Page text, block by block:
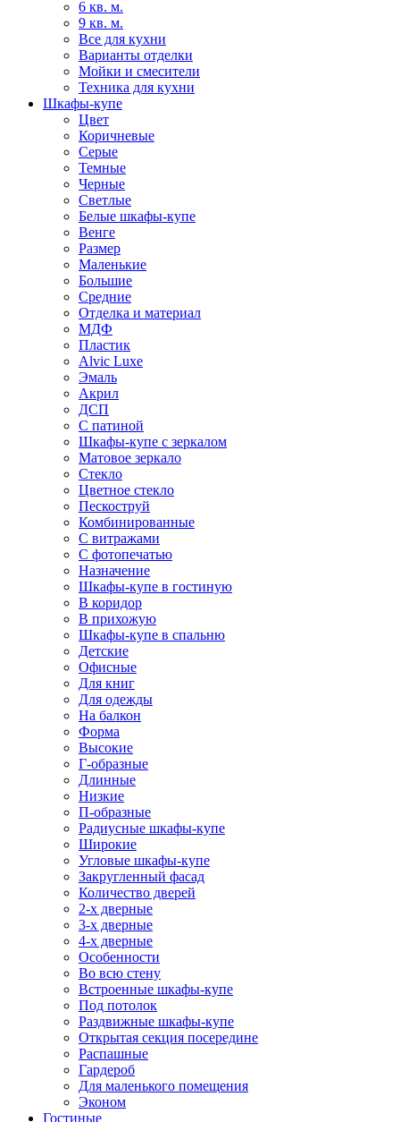
6 кв. м.
9 кв. м.
Все для кухни
Варианты отделки
Мойки и смесители
Техника для кухни
Шкафы-купе
Цвет
Коричневые
Серые
Темные
Черные
Светлые
Белые шкафы-купе
Венге
Размер
Маленькие
Большие
Средние
Отделка и материал
МДФ
Пластик
Alvic Luxe
Эмаль
Акрил
ДСП
С патиной
Шкафы-купе с зеркалом
Матовое зеркало
Стекло
Цветное стекло
Пескоструй
Комбинированные
С витражами
С фотопечатью
Назначение
Шкафы-купе в гостиную
В коридор
В прихожую
Шкафы-купе в спальню
Детские
Офисные
Для книг
Для одежды
На балкон
Форма
Высокие
Г-образные
Длинные
Низкие
П-образные
Радиусные шкафы-купе
Широкие
Угловые шкафы-купе
Закругленный фасад
Количество дверей
2-х дверные
3-х дверные
4-х дверные
Особенности
Во всю стену
Встроенные шкафы-купе
Под потолок
Раздвижные шкафы-купе
Открытая секция посередине
Распашные
Гардероб
Для маленького помещения
Эконом
Гостиные